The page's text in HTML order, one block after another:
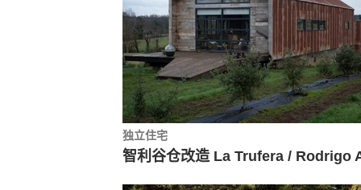
独立住宅